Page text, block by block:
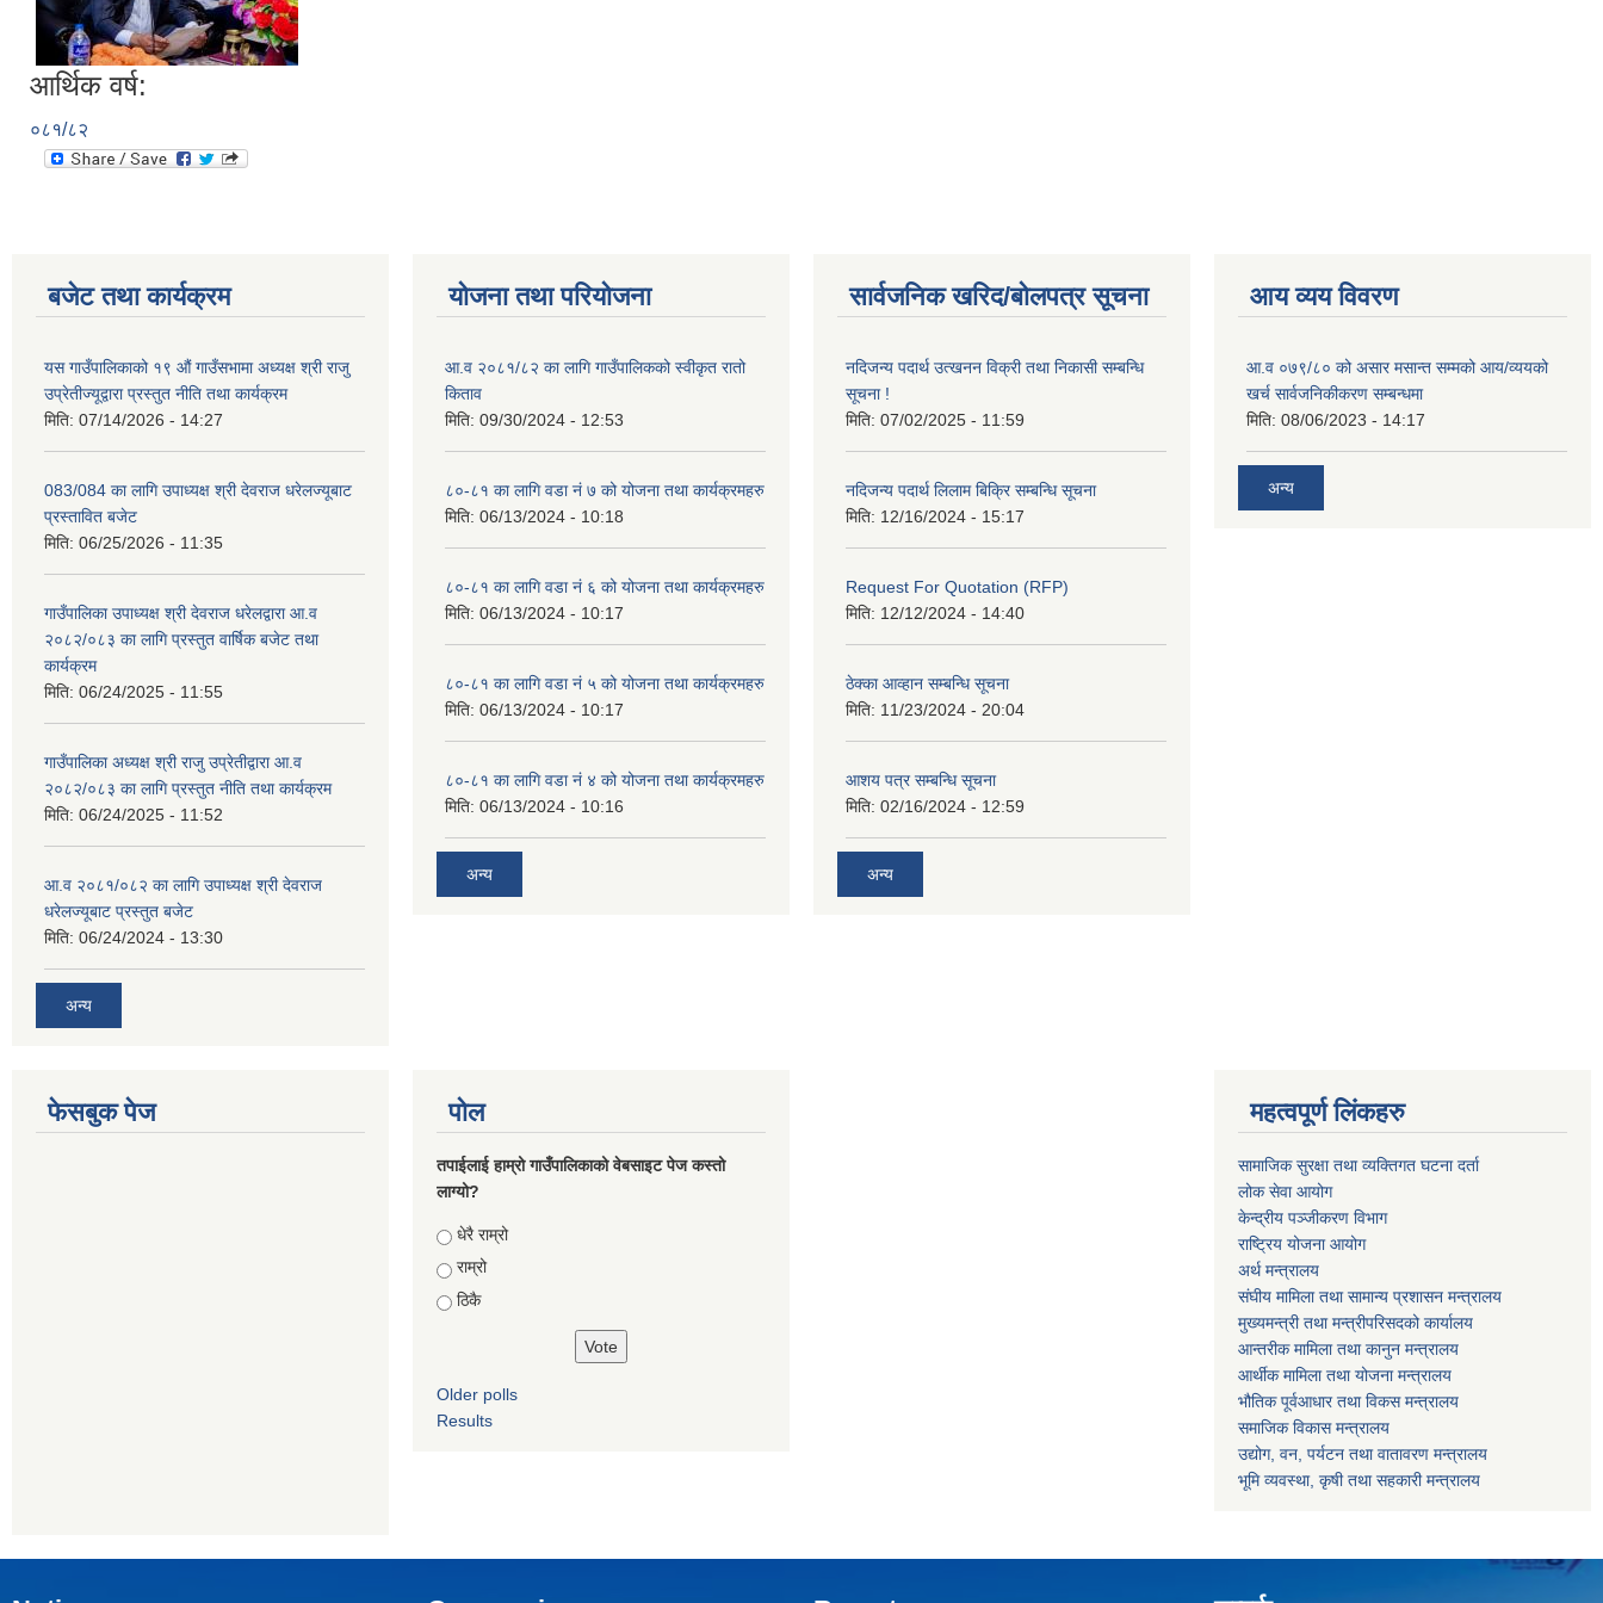
आर्थिक वर्ष:
०८१/८२
बजेट तथा कार्यक्रम
यस गाउँपालिकाको १९ औं गाउँसभामा अध्यक्ष श्री राजु
उप्रेतीज्यूद्वारा प्रस्तुत नीति तथा कार्यक्रम
मिति: 07/14/2026 - 14:27
083/084 का लागि उपाध्यक्ष श्री देवराज धरेलज्यूबाट
प्रस्तावित बजेट
मिति: 06/25/2026 - 11:35
गाउँपालिका उपाध्यक्ष श्री देवराज धरेलद्वारा आ.व
२०८२/०८३ का लागि प्रस्तुत वार्षिक बजेट तथा
कार्यक्रम
मिति: 06/24/2025 - 11:55
गाउँपालिका अध्यक्ष श्री राजु उप्रेतीद्वारा आ.व
२०८२/०८३ का लागि प्रस्तुत नीति तथा कार्यक्रम
मिति: 06/24/2025 - 11:52
आ.व २०८१/०८२ का लागि उपाध्यक्ष श्री देवराज
धरेलज्यूबाट प्रस्तुत बजेट
मिति: 06/24/2024 - 13:30
अन्य
योजना तथा परियोजना
आ.व २०८१/८२ का लागि गाउँपालिकको स्वीकृत रातो
किताव
मिति: 09/30/2024 - 12:53
८०-८१ का लागि वडा नं ७ को योजना तथा कार्यक्रमहरु
मिति: 06/13/2024 - 10:18
८०-८१ का लागि वडा नं ६ को योजना तथा कार्यक्रमहरु
मिति: 06/13/2024 - 10:17
८०-८१ का लागि वडा नं ५ को योजना तथा कार्यक्रमहरु
मिति: 06/13/2024 - 10:17
८०-८१ का लागि वडा नं ४ को योजना तथा कार्यक्रमहरु
मिति: 06/13/2024 - 10:16
अन्य
सार्वजनिक खरिद/बोलपत्र सूचना
नदिजन्य पदार्थ उत्खनन विक्री तथा निकासी सम्बन्धि
सूचना !
मिति: 07/02/2025 - 11:59
नदिजन्य पदार्थ लिलाम बिक्रि सम्बन्धि सूचना
मिति: 12/16/2024 - 15:17
Request For Quotation (RFP)
मिति: 12/12/2024 - 14:40
ठेक्का आव्हान सम्बन्धि सूचना
मिति: 11/23/2024 - 20:04
आशय पत्र सम्बन्धि सूचना
मिति: 02/16/2024 - 12:59
अन्य
आय व्यय विवरण
आ.व ०७९/८० को असार मसान्त सम्मको आय/व्ययको
खर्च सार्वजनिकीकरण सम्बन्धमा
मिति: 08/06/2023 - 14:17
अन्य
फेसबुक पेज पोल
तपाईलाई हाम्रो गाउँपालिकाको वेबसाइट पेज कस्तो
लाग्यो?
Choices
धेरै राम्रो
राम्रो
ठिकै
Older polls
Results
महत्वपूर्ण लिंकहरु
सामाजिक सुरक्षा तथा व्यक्तिगत घटना दर्ता
लोक सेवा आयोग
केन्द्रीय पञ्जीकरण विभाग
राष्ट्रिय योजना आयोग
अर्थ मन्त्रालय
संघीय मामिला तथा सामान्य प्रशासन मन्त्रालय
मुख्यमन्त्री तथा मन्त्रीपरिसदको कार्यालय
आन्तरीक मामिला तथा कानुन मन्त्रालय
आर्थीक मामिला तथा योजना मन्त्रालय
भौतिक पूर्वआधार तथा विकस मन्त्रालय
समाजिक विकास मन्त्रालय
उद्योग, वन, पर्यटन तथा वातावरण मन्त्रालय
भूमि व्यवस्था, कृषी तथा सहकारी मन्त्रालय